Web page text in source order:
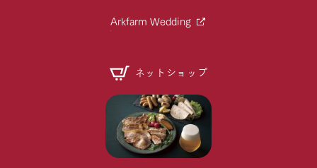
Arkfarm Wedding
ネットショップ